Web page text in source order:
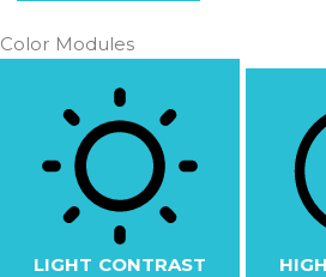
Color Modules
LIGHT CONTRAST